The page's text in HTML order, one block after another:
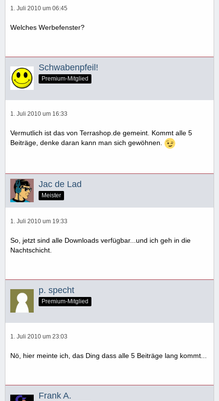
1. Juli 2010 um 06:45
Welches Werbefenster?
Schwabenpfeil!
Premium-Mitglied
1. Juli 2010 um 16:33
Vermutlich ist das von Terrashop.de gemeint. Kommt alle 5
Beiträge, denke daran kann man sich gewöhnen.
Jac de Lad
Meister
1. Juli 2010 um 19:33
So, jetzt sind alle Downloads verfügbar...und ich geh in die
Nachtschicht.
p. specht
Premium-Mitglied
1. Juli 2010 um 23:03
Nö, hier meinte ich, das Ding dass alle 5 Beiträge lang kommt...
Frank A.